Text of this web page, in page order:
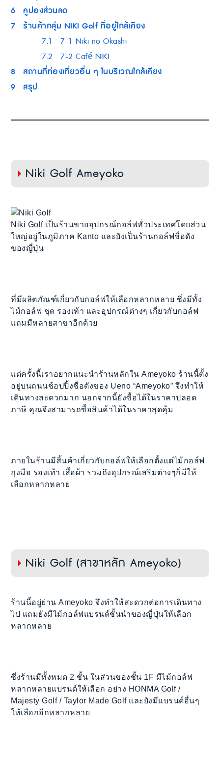
6 คูปองส่วนลด
7
ร้านค้ากลุ่ม NIKI Golf ที่อยู่ใกล้เคียง
7.1
7-1 Niki no Okashi
7.2
7-2 Café NIKI
8 สถานที่ท่องเที่ยวอื่น ๆ ในบริเวณใกล้เคียง
9 สรุป
Niki Golf Ameyoko
Niki Golf เป็นร้านขายอุปกรณ์กอล์ฟทั่วประเทศโดยส่วน
ใหญ่อยู่ในภูมิภาค Kanto และยังเป็นร้านกอล์ฟชื่อดัง
ของญี่ปุ่น
ที่มีผลิตภัณฑ์เกี่ยวกับกอล์ฟให้เลือกหลากหลาย ซึ่งมีทั้ง
ไม้กอล์ฟ ชุด รองเท้า และอุปกรณ์ต่างๆ เกี่ยวกับกอล์ฟ
แถมมีหลายสาขาอีกด้วย
แต่ครั้งนี้เราอยากแนะนำร้านหลักใน Ameyoko ร้านนี้ตั้ง
อยู่บนถนนช้อปปิ้งชื่อดังของ Ueno “Ameyoko” จึงทำให้
เดินทางสะดวกมาก นอกจากนี้ยังซื้อได้ในราคาปลอด
ภาษี คุณจึงสามารถซื้อสินค้าได้ในราคาสุดคุ้ม
ภายในร้านมีสิ้นค้าเกี่ยวกับกอล์ฟให้เลือกตั้งแต่ไม้กอล์ฟ
ถุงมือ รองเท้า เสื้อผ้า รวมถึงอุปกรณ์เสริมต่างๆก็มีให้
เลือกหลากหลาย
Niki Golf (สาขาหลัก Ameyoko)
ร้านนี้อยู่ย่าน Ameyoko จึงทำให้สะดวกต่อการเดินทาง
ไป แถมยังมีไม้กอล์ฟแบรนด์ชั้นนำของญี่ปุ่นให้เลือก
หลากหลาย
ซึ่งร้านมีทั้งหมด 2 ชั้น ในส่วนของชั้น 1F มีไม้กอล์ฟ
หลากหลายแบรนด์ให้เลือก อย่าง HONMA Golf /
Majesty Golf / Taylor Made Golf และยังมีแบรนด์อื่นๆ
ให้เลือกอีกหลากหลาย